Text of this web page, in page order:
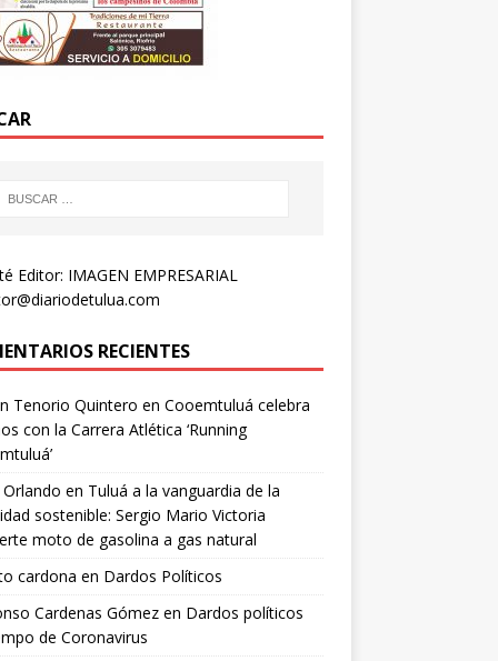
Editor: IMAGEN EMPRESARIAL
RECIENTES
Tenorio Quintero en Cooemtuluá celebra
con la Carrera Atlética ‘Running
Orlando en Tuluá a la vanguardia de la
sostenible: Sergio Mario Victoria
moto de gasolina a gas natural
cardona en Dardos Políticos
Cardenas Gómezen Dardos políticos
de Coronavirus